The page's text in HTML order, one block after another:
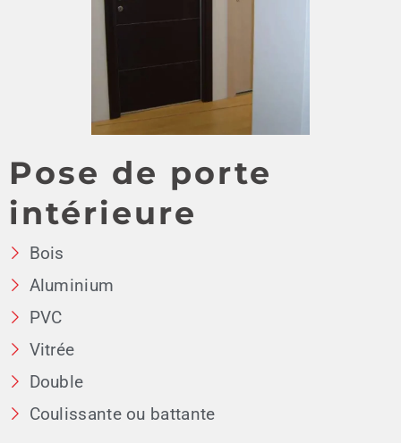
Pose de porte
intérieure
Bois
Aluminium
PVC
Vitrée
Double
Coulissante ou battante